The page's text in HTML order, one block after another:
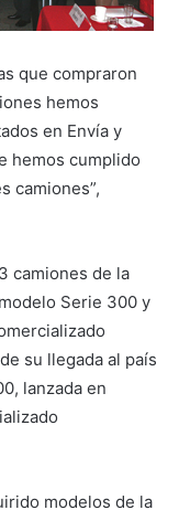
que compraron
hemos
en Envía y
hemos cumplido
camiones”,
camiones de la
Serie 300 y
su llegada al país
lanzada en
modelos de la